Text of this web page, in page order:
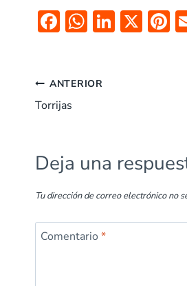
F
b
o
k
W
s
p
Li X
Navegación
de
ANTERIOR
Torrijas
Deja una
Tu dirección de correo electrónico no
Comentario *